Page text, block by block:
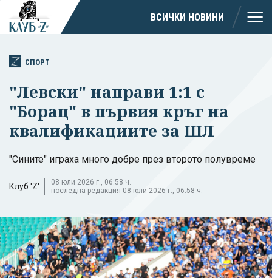
ВСИЧКИ НОВИНИ
СПОРТ
"Левски" направи 1:1 с
"Борац" в първия кръг на
квалификациите за ШЛ
"Сините" играха много добре през второто полувреме
Клуб 'Z'
08 юли 2026 г., 06:58 ч.
последна редакция 08 юли 2026 г., 06:58 ч.